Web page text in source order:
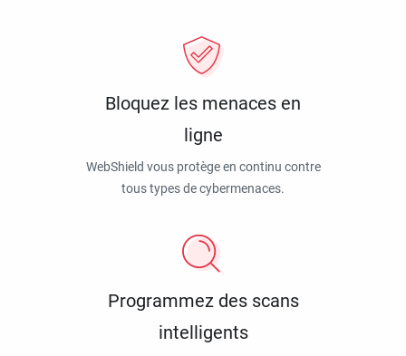
Bloquez les menaces en
ligne
WebShield vous protège en continu contre
tous types de cybermenaces.
Programmez des scans
intelligents